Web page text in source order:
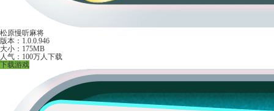
松原慢听麻将
版本：1.0.0.946
大小：175MB
人气：100万人下载
下载游戏